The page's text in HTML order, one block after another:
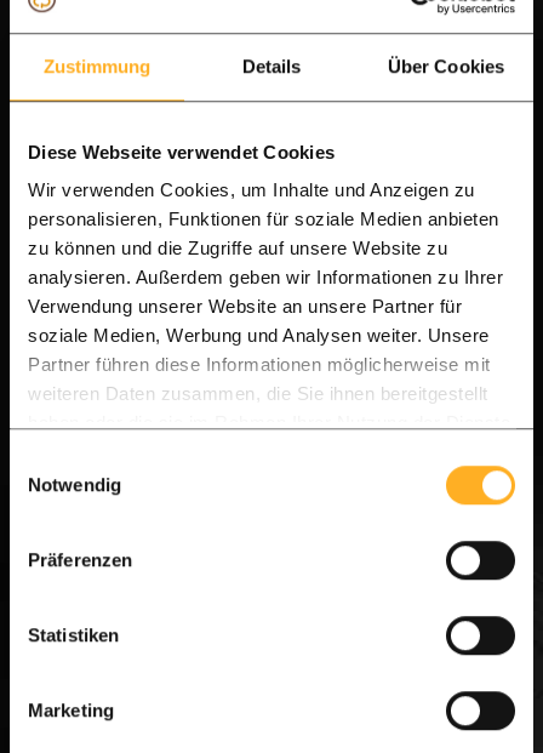
Zustimmung Details Über Cookies
Diese Webseite verwendet Cookies
Wir verwenden Cookies, um Inhalte und Anzeigen zu
personalisieren, Funktionen für soziale Medien anbieten
zu können und die Zugriffe auf unsere Website zu
analysieren. Außerdem geben wir Informationen zu Ihrer
Verwendung unserer Website an unsere Partner für
soziale Medien, Werbung und Analysen weiter. Unsere
Partner führen diese Informationen möglicherweise mit
weiteren Daten zusammen, die Sie ihnen bereitgestellt
Notwendig
Präferenzen
Statistiken
Marketing
? Ölen Sie den Zaun innerhalb von
1 Woche nach der Montage bis zu maximal 6
Wochen nach der Montage. Je nach Ihrem
dass das Holz (durch die Sonne) gleichmäßiger
verblasst.
Nach etwa fünf Monaten werden Sie sehen, dass
der Lattenzaunlangsam eine hellgraue Farbe
annimmt. Jetzt ist es an der Zeit, den Zaun
erneut zu ölen, um ihn zusätzlich vor einem
natürliches, warmes Aussehen zurückzugeben.
Beginnen Sie mit der Entfernung von grünem
Starterset oder bestellen Sie nur die Öldosen
Ihr Zaun wird bald wieder wie neu aussehen!